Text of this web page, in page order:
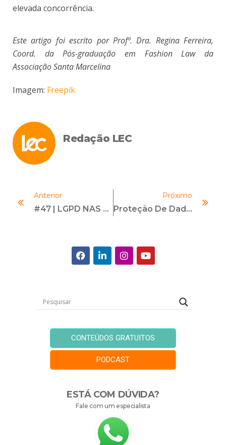
elevada concorrência.
Este artigo foi escrito por Profª. Dra. Regina Ferreira,
Coord. da Pós-graduação em Fashion Law da
Associação Santa Marcelina
Imagem: Freepik
Redação LEC
Anterior
#47 | LGPD NAS RELAÇÕES DE TRABALHO | Com Rafaela Sionek E Gustavo Godinho
Próximo
Proteção De Dados E Compliance — Entenda A Relação
CONTEÚDOS GRATUITOS
PODCAST
ESTÁ COM DÚVIDA?
Fale com um especialista